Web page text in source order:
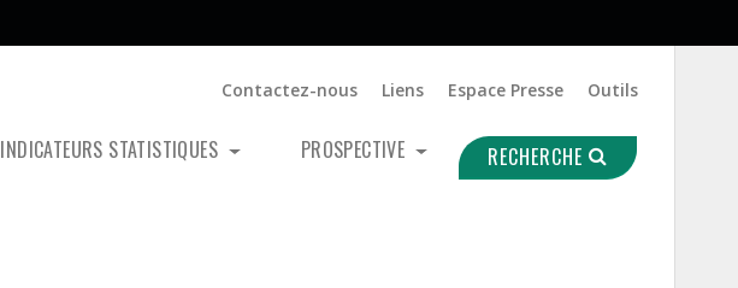
Contactez-nous Liens Espace Presse Outils
INDICATEURS STATISTIQUES PROSPECTIVE RECHERCHE